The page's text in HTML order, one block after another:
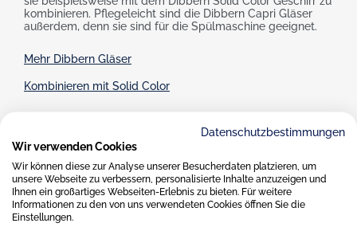
kombinieren. Pflegeleicht sind die Dibbern Capri Gläser
außerdem, denn sie sind für die Spülmaschine geeignet.
Mehr Dibbern Gläser
Kombinieren mit Solid Color
Beratung
Haben Sie Fragen zu unserem Service oder Sortiment, benötigen
Sie Hilfe beim Bestellvorgang oder haben Sie eine andere Frage
Datenschutzbestimmungen
Wir verwenden Cookies
Wir können diese zur Analyse unserer Besucherdaten platzieren, um
unsere Webseite zu verbessern, personalisierte Inhalte anzuzeigen und
Ihnen ein großartiges Webseiten-Erlebnis zu bieten. Für weitere
Informationen zu den von uns verwendeten Cookies öffnen Sie die
Einstellungen.